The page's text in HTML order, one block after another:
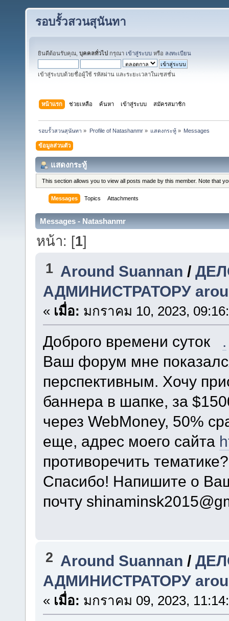
รอบรั้วสวนสุนันทา
ยินดีต้อนรับคุณ, บุคคลทั่วไป กรุณา เข้าสู่ระบบ หรือ ลงทะเบียน
เข้าสู่ระบบด้วยชื่อผู้ใช้ รหัสผ่าน และระยะเวลาในเซสชั่น
หน้าแรก ช่วยเหลือ ค้นหา เข้าสู่ระบบ สมัครสมาชิก
รอบรั้วสวนสุนันทา » Profile of Natashanmr» แสดงกระทู้» Messages
ข้อมูลส่วนตัว
แสดงกระทู้
This section allows you to view all posts made by this member. Note that
Messages Topics Attachments
Messages - Natashanmr
หน้า: [1]
1 Around Suannan /
АДМИНИСТРАТОРУ
« เมื่อ: มกราคม 10, 2023,
Доброго времени суток .
Ваш форум мне
перспективным. Хочу
баннера в шапке, за
через WebMoney, 50%
еще, адрес моего сайта
противоречить тематике?
Спасибо! Напишите о
почту
2 Around Suannan /
АДМИНИСТРАТОРУ
« เมื่อ: มกราคม 09, 2023,